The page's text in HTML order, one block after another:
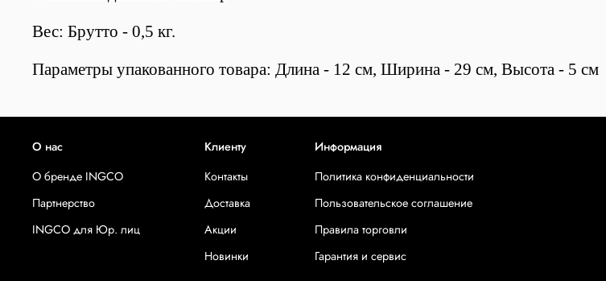
Вес: Брутто - 0,5 кг.
Параметры упакованного товара: Длина - 12 см, Ширина - 29 см, Высота - 5 см
О нас
О бренде INGCO
Партнерство
INGCO для Юр. лиц
Клиенту
Контакты
Доставка
Акции
Новинки
Информация
Политика конфиденциальности
Пользовательское соглашение
Правила торговли
Гарантия и сервис